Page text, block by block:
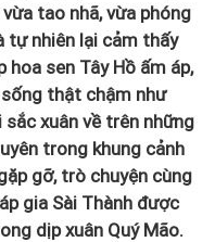
tao nhã, vừa phóng
tự nhiên lại cảm thấy
sen Tây Hồ ấm áp,
thật chậm như
xuân về trên những
trong khung cảnh
gỡ, trò chuyện cùng
gia Sài Thành được
dịp xuân Quý Mão.